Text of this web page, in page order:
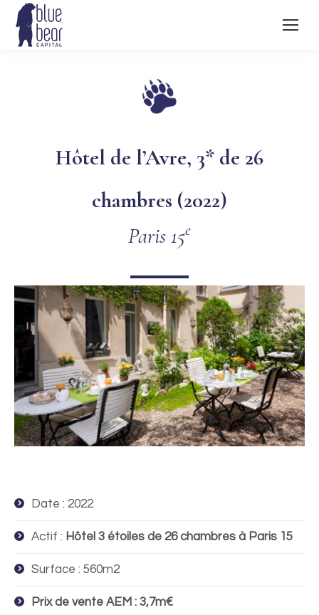
Hôtel de l’Avre, 3* de 26
chambres (2022)
Paris 15e
Date : 2022
Actif : Hôtel 3 étoiles de 26 chambres à Paris 15
Surface : 560m2
Prix de vente AEM : 3,7m€